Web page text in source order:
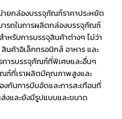
ายกล่องบรรจุภัณฑ์ราคาประหยัด
ารถในการผลิตกล่องบรรจุภัณฑ์
หรับการบรรจุสินค้าต่างๆ ไม่ว่า
นค้าอิเล็กทรอนิกส์ อาหาร และ
การบรรจุภัณฑ์ที่พิเศษและอื่นๆ
ฑ์ที่เราผลิตมีคุณภาพสูงและ
งกันการบีบอัดและการสะเทือนที่
งและยังมีรูปแบบและขนาด